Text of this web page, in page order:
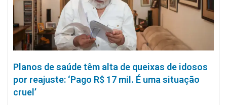
Planos de saúde têm alta de queixas de idosos
por reajuste: ‘Pago R$ 17 mil. É uma situação
cruel’